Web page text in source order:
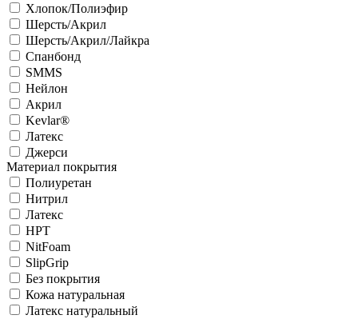
Хлопок/Полиэфир
Шерсть/Акрил
Шерсть/Акрил/Лайкра
Спанбонд
SMMS
Нейлон
Акрил
Kevlar®
Латекс
Джерси
Материал покрытия
Полиуретан
Нитрил
Латекс
HPT
NitFoam
SlipGrip
Без покрытия
Кожа натуральная
Латекс натуральный